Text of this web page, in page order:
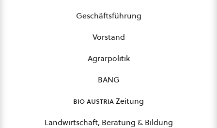
Geschäftsführung
Vorstand
Agrarpolitik
BANG
bio austriaZeitung
Landwirtschaft, Beratung & Bildung